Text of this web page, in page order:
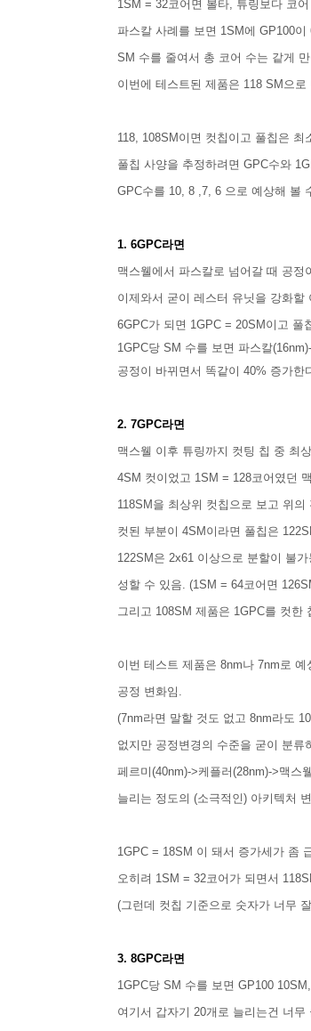
1SM = 32코어면 볼타, 튜링보다 코
파스칼 사례를 보면 1SM에 GP100
SM 수를 줄여서 총 코어 수는 같게
이번에 테스트된 제품은 118 SM으
118, 108SM이면 컷칩이고 풀칩은 최
풀칩 사양을 추정하려면 GPC수와
GPC수를 10, 8 ,7, 6 으로 예상해 볼
1. 6GPC라면
맥스웰에서 파스칼로 넘어갈 때 공정
이제와서 굳이 레스터 유닛을 강화할
6GPC가 되면 1GPC = 20SM이고 풀
1GPC당 SM 수를 보면 파스칼
공정이 바뀌면서 똑같이 40% 증가
2. 7GPC라면
맥스웰 이후 튜링까지 컷팅 칩 중 최
4SM 컷이었고 1SM = 128코어였던
118SM을 최상위 컷칩으로 보고 위
컷된 부분이 4SM이라면 풀칩은
122SM은 2x61 이상으로 분할이 불
성할 수 있음. (1SM = 64코어면
그리고 108SM 제품은 1GPC를 컷한
이번 테스트 제품은 8nm나 7nm로
공정 변화임.
(7nm라면 말할 것도 없고 8nm라도
없지만 공정변경의 수준을 굳이 분류
페르미(40nm)->케플러(28nm)->맥스
늘리는 정도의 (소극적인) 아키텍처
1GPC = 18SM 이 돼서 증가세가 좀
오히려 1SM = 32코어가 되면서
(그런데 컷칩 기준으로 숫자가 너무
3. 8GPC라면
1GPC당 SM 수를 보면 GP100
여기서 갑자기 20개로 늘리는건 너